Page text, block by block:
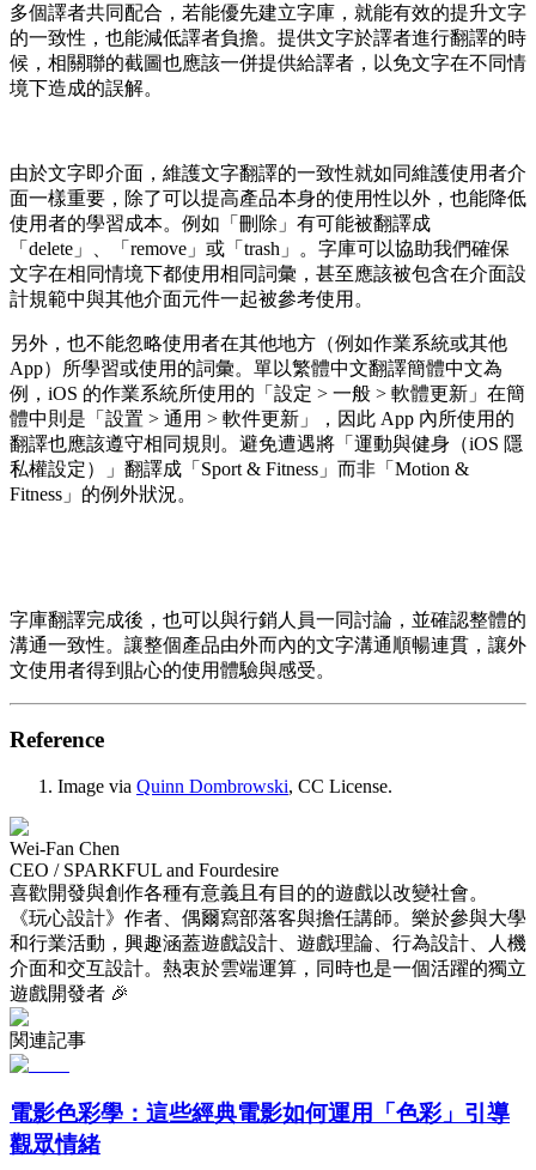
多個譯者共同配合，若能優先建立字庫，就能有效的提升文字
的一致性，也能減低譯者負擔。提供文字於譯者進行翻譯的時
候，相關聯的截圖也應該一併提供給譯者，以免文字在不同情
境下造成的誤解。
由於文字即介面，維護文字翻譯的一致性就如同維護使用者介
面一樣重要，除了可以提高產品本身的使用性以外，也能降低
使用者的學習成本。例如「刪除」有可能被翻譯成
「delete」、「remove」或「trash」。字庫可以協助我們確保
文字在相同情境下都使用相同詞彙，甚至應該被包含在介面設
計規範中與其他介面元件一起被參考使用。
另外，也不能忽略使用者在其他地方（例如作業系統或其他
App）所學習或使用的詞彙。單以繁體中文翻譯簡體中文為
例，iOS 的作業系統所使用的「設定 > 一般 > 軟體更新」在簡
體中則是「設置 > 通用 > 軟件更新」，因此 App 內所使用的
翻譯也應該遵守相同規則。避免遭遇將「運動與健身（iOS 隱
私權設定）」翻譯成「Sport & Fitness」而非「Motion &
Fitness」的例外狀況。
字庫翻譯完成後，也可以與行銷人員一同討論，並確認整體的
溝通一致性。讓整個產品由外而內的文字溝通順暢連貫，讓外
文使用者得到貼心的使用體驗與感受。
Reference
Image via Quinn Dombrowski, CC License.
Wei-Fan Chen
CEO / SPARKFUL and Fourdesire
喜歡開發與創作各種有意義且有目的的遊戲以改變社會。
《玩心設計》作者、偶爾寫部落客與擔任講師。樂於參與大學
和行業活動，興趣涵蓋遊戲設計、遊戲理論、行為設計、人機
介面和交互設計。熱衷於雲端運算，同時也是一個活躍的獨立
遊戲開發者 🎉
関連記事
電影色彩學：這些經典電影如何運用「色彩」引導
觀眾情緒